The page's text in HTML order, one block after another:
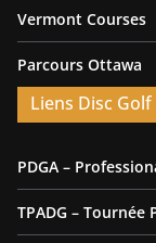
Vermont Courses
Parcours Ottawa
Liens Disc Golf
PDGA –
TPADG – Tournée